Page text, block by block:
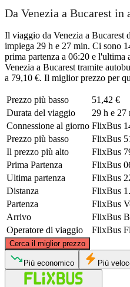
Da Venezia a Bucarest in
Il viaggio da Venezia a Bucarest
impiega 29 h e 27 min. Ci sono
prima partenza a 06:20 e l'ultima
Venezia a Bucarest tramite
a 79,10 €. Il miglior prezzo per
Prezzo più basso
51,42 €
Durata del viaggio
29 h e 27
Connessione al giorno FlixBus
Prezzo più basso
FlixBus
Il prezzo più alto
FlixBus
Prima Partenza
FlixBus
Ultima partenza
FlixBus
Distanza
FlixBus
Partenza
FlixBus
Arrivo
FlixBus
Operatore di viaggio
FlixBus
Cerca il miglior prezzo
Più economico Più